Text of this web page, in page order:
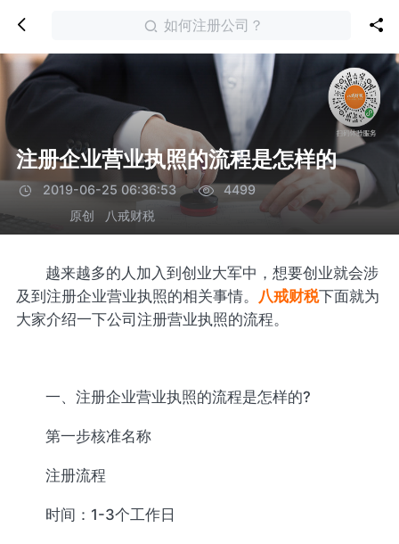
如何注册公司？
注册企业营业执照的流程是怎样的
2019-06-25 06:36:53
4499
原创
八戒财税
越来越多的人加入到创业大军中，想要创业就会涉
及到注册企业营业执照的相关事情。
八戒财税下面就为
大家介绍一下公司注册营业执照的流程。
一、注册企业营业执照的流程是怎样的?
第一步核准名称
注册流程
时间：1-3个工作日